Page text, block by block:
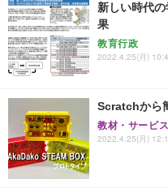
新しい時代
果
教育行政
2022.4.25(月)
Scratchから
教材・サービス
2022.4.25(月)